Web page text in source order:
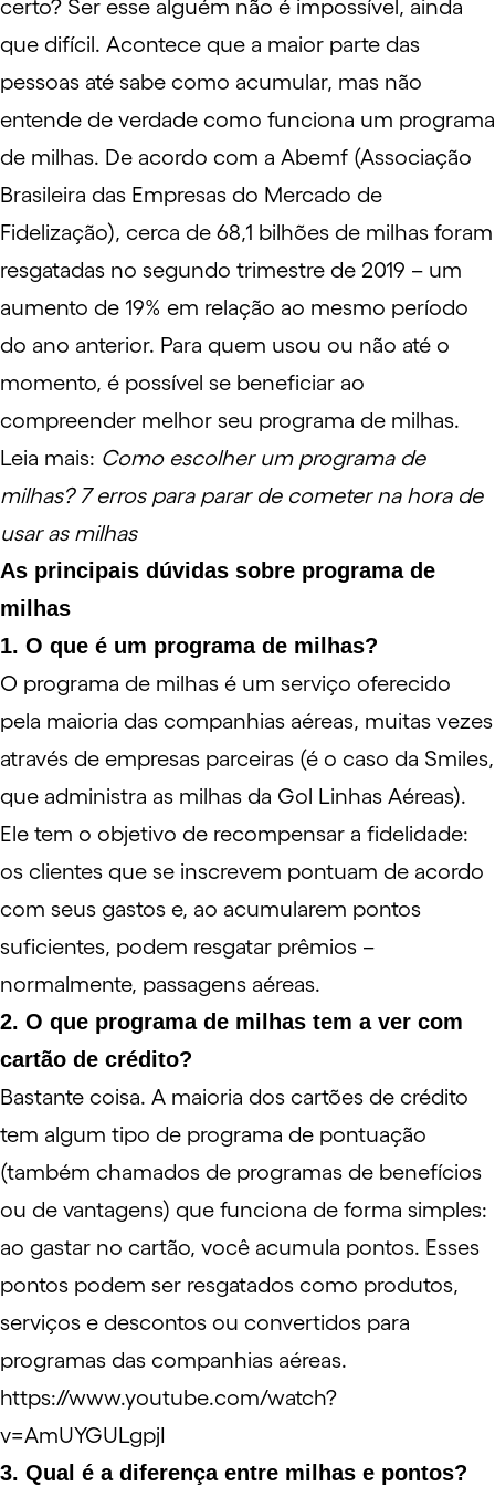
certo? Ser esse alguém não é impossível, ainda
que difícil. Acontece que a maior parte das
pessoas até sabe como acumular, mas não
entende de verdade como funciona um programa
de milhas. De acordo com a Abemf (Associação
Brasileira das Empresas do Mercado de
Fidelização), cerca de 68,1 bilhões de milhas foram
resgatadas no segundo trimestre de 2019 – um
aumento de 19% em relação ao mesmo período
do ano anterior. Para quem usou ou não até o
momento, é possível se beneficiar ao
compreender melhor seu programa de milhas.
Leia mais: Como escolher um programa de
milhas? 7 erros para parar de cometer na hora de
usar as milhas
As principais dúvidas sobre programa de
milhas
1. O que é um programa de milhas?
O programa de milhas é um serviço oferecido
pela maioria das companhias aéreas, muitas vezes
através de empresas parceiras (é o caso da Smiles,
que administra as milhas da Gol Linhas Aéreas).
Ele tem o objetivo de recompensar a fidelidade:
os clientes que se inscrevem pontuam de acordo
com seus gastos e, ao acumularem pontos
suficientes, podem resgatar prêmios –
normalmente, passagens aéreas.
2. O que programa de milhas tem a ver com
cartão de crédito?
Bastante coisa. A maioria dos cartões de crédito
tem algum tipo de programa de pontuação
(também chamados de programas de benefícios
ou de vantagens) que funciona de forma simples:
ao gastar no cartão, você acumula pontos. Esses
pontos podem ser resgatados como produtos,
serviços e descontos ou convertidos para
programas das companhias aéreas.
https://www.youtube.com/watch?
v=AmUYGULgpjI
3. Qual é a diferença entre milhas e pontos?